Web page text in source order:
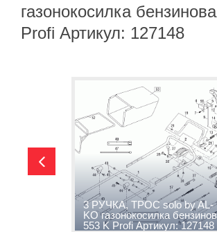
газонокосилка
Profi Артикул: 127148
3 РУЧКА, ТРОС solo by AL-
KO газонокосилка
553 K Profi Артикул: 127148